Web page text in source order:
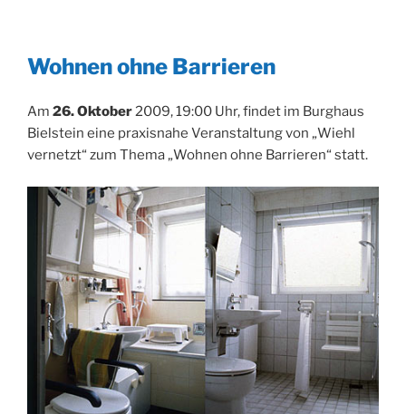
Wohnen ohne Barrieren
Am 26. Oktober2009, 19:00 Uhr, findet im Burghaus
Bielstein eine praxisnahe Veranstaltung von „Wiehl
vernetzt“ zum Thema „Wohnen ohne Barrieren“ statt.